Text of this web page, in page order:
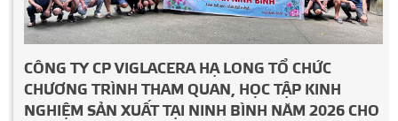
CÔNG TY CP VIGLACERA HẠ LONG TỔ CHỨC
CHƯƠNG TRÌNH THAM QUAN, HỌC TẬP KINH
NGHIỆM SẢN XUẤT TẠI NINH BÌNH NĂM 2026 CHO